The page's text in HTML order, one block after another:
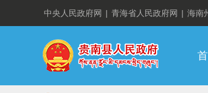
中央人民政府网 | 青海省人民政府网 | 海南